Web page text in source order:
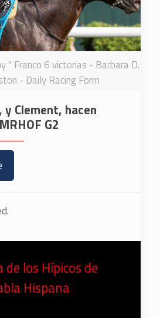
" Franco 6 victorias - Barbara D.
- Daily Racing Form
Clement, hacen
G2
de los Hípicos de
Hispana